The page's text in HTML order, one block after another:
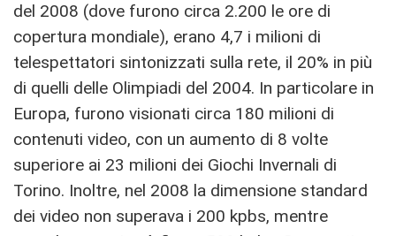
del 2008 (dove furono circa 2.200 le ore di
copertura mondiale), erano 4,7 i milioni di
telespettatori sintonizzati sulla rete, il 20% in più
di quelli delle Olimpiadi del 2004. In particolare in
Europa, furono visionati circa 180 milioni di
contenuti video, con un aumento di 8 volte
superiore ai 23 milioni dei Giochi Invernali di
Torino. Inoltre, nel 2008 la dimensione standard
dei video non superava i 200 kpbs, mentre